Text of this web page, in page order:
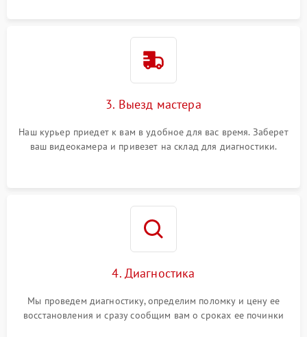
3. Выезд мастера
Наш курьер приедет к вам в удобное для вас время. Заберет
ваш видеокамера и привезет на склад для диагностики.
4. Диагностика
Мы проведем диагностику, определим поломку и цену ее
восстановления и сразу сообщим вам о сроках ее починки